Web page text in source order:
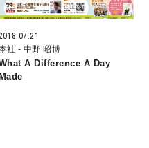
フォロー
2018.07.21
社 - 中野 昭博
A Difference A Day
Made